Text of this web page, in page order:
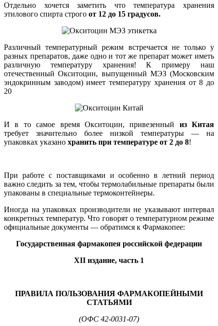
Отдельно хочется заметить что температура хранения
этилового спирта строго от 12 до 15 градусов.
Различный температурный режим встречается не только у
разных препаратов, даже одно и тот же препарат может иметь
различную температуру хранения! К примеру наш
отечественный Окситоцин, выпущенный МЭЗ (Московским
эндокринным заводом) имеет температуру хранения от 8 до
20
И в то самое время Окситоцин, привезенный из Китая
требует значительно более низкой температуры — на
упаковках указано хранить при температуре от 2 до 8!
При работе с поставщиками и особенно в летний период
важно следить за тем, чтобы термолабильные препараты были
упакованы в специальные термоконтейнеры.
Иногда на упаковках производители не указывают интервал
конкретных температур. Что говорят о температурном режиме
официальные документы — обратимся к Фармакопее:
Государственная фармакопея российской федерации
XII издание, часть 1
ПРАВИЛА ПОЛЬЗОВАНИЯ ФАРМАКОПЕЙНЫМИ
СТАТЬЯМИ
(ОФС 42-0031-07)